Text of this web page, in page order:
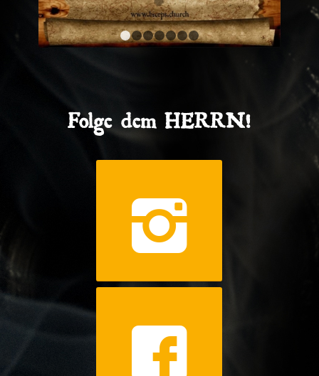
2 3 4 5 6 7
Folge dem HERRN!